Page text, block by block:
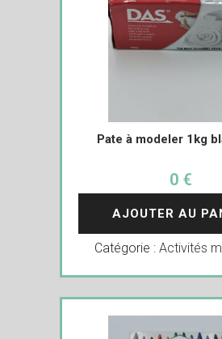
Pate à modeler 1kg
0 €
AJOUTER AU
Catégorie : Activités